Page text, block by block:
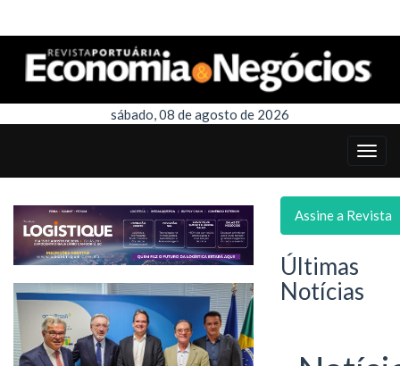
sábado, 08 de agosto de 2026
Assine a Revista
Últimas
Notícias